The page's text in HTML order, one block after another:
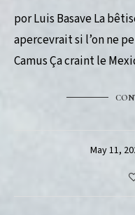
por Luis Basave La
apercevrait si l’on ne
Camus Ça craint le
May 11,